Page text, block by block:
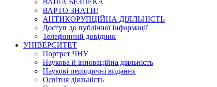
ВАРТО ЗНАТИ!
АНТИКОРУПЦІЙНА ДІЯЛЬНІСТЬ
Доступ до публічної інформації
Телефонний довідник
УНІВЕРСИТЕТ
Портрет ЧНУ
Наукова й інноваційна діяльність
Наукові періодичні видання
Освітня діяльність